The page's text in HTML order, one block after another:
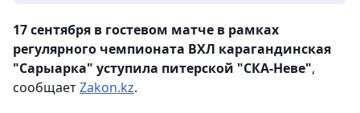
17 сентября в гостевом матче в рамках
регулярного чемпионата ВХЛ карагандинская
"Сарыарка" уступила питерской "СКА-Неве",
сообщаетZakon.kz.